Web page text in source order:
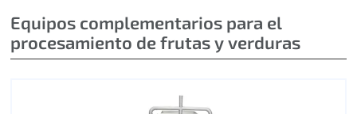
Equipos complementarios para el
procesamiento de frutas y verduras